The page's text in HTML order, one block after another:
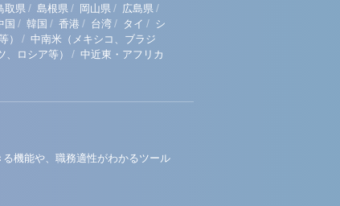
取県 / 島根県 / 岡山県 / 広島県 /
国 / 韓国 / 香港 / 台湾 / タイ / シ
） / 中南米（メキシコ、ブラジ
ロシア等） / 中近東・アフリカ
機能や、職務適性がわかるツール